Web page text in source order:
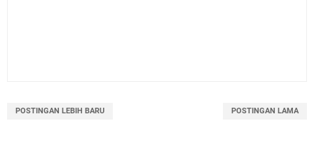
POSTINGAN LEBIH BARU POSTINGAN LAMA